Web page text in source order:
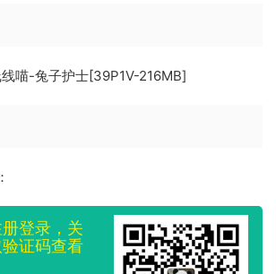
喵-兔子护士[39P1V-216MB]
登录，关
证码查看